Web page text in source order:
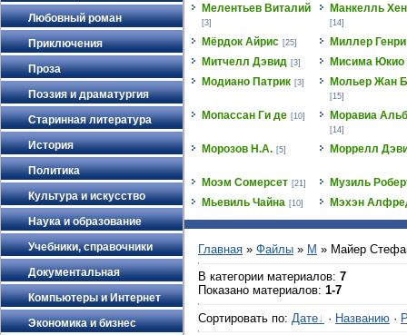
Любовный роман
Приключения
Проза
Поэзия и драматургия
Старинная литература
История
Политика
Культура и искусство
Наука и образование
Учебники, справочники
Документальная
Компьютеры и Интернет
Экономика и бизнес
Мелентьев Виталий
[3]
Манкелль
[14]
Мёрдок Айрис [25]
Миллер Генри
Митчелл Дэвид [3]
Мисима Юкио
Модиано Патрик [3] Мольер Жан
[15]
Мопассан Ги де [10] Моравиа
[14]
Морозов Н.А. [5] Моррелл
Моэм Сомерсет [21]
Музиль
Мьевиль Чайна [10] Мэхэн
Главная » Файлы » М » Майер
В категории материалов: 7
Показано материалов: 1-7
Сортировать по: Дате · Названию ·